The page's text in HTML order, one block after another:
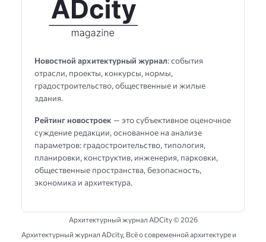
Новостной архитектурный журнал: события
отрасли, проекты, конкурсы, нормы,
градостроительство, общественные и жилые
здания.
Рейтинг новостроек — это субъективное оценочное
суждение редакции, основанное на анализе
параметров: градостроительство, типология,
планировки, конструктив, инженерия, парковки,
общественные пространства, безопасность,
экономика и архитектура.
Архитектурный журнал ADCity ©2026
Архитектурный журнал ADсity, Всё о современной архитектуре и